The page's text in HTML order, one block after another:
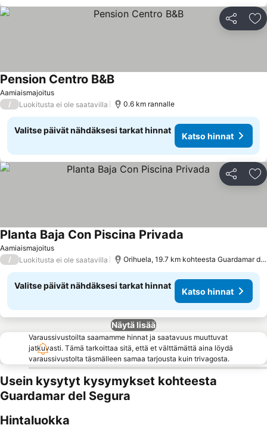
Jaa
Aamiaismajoitus
Pension Centro B&B
/ Luokitusta ei ole saatavilla 0.6 km rannalle
Valitse päivät nähdäksesi tarkat hinnat
Katso hinnat
Jaa
Aamiaismajoitus
Planta Baja Con Piscina Privada
/ Luokitusta ei ole saatavilla Orihuela, 19.7 km kohteesta Guardamar del Segura
Valitse päivät nähdäksesi tarkat hinnat
Katso hinnat
Näytä lisää
Varaussivustoilta saamamme hinnat ja saatavuus muuttuvat
jatkuvasti. Tämä tarkoittaa sitä, että et välttämättä aina löydä
varaussivustolta täsmälleen samaa tarjousta kuin trivagosta.
Usein kysytyt kysymykset kohteesta
Guardamar del Segura
Hintaluokka